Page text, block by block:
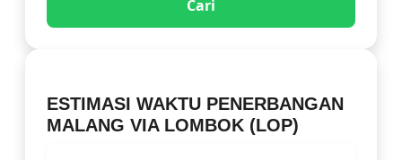
Cari
ESTIMASI WAKTU PENERBANGAN
MALANG VIA LOMBOK (LOP)